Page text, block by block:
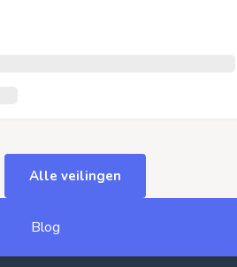
Alle veilingen
Blog